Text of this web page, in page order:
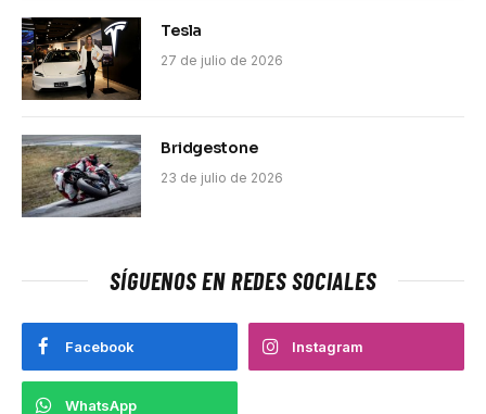
Tesla
27 de julio de 2026
Bridgestone
23 de julio de 2026
SÍGUENOS EN REDES SOCIALES
Facebook Instagram
WhatsApp